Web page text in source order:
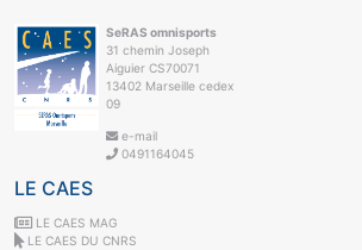
SeRAS omnisports
31 chemin Joseph
Aiguier CS70071
13402 Marseille cedex
09
e-mail
0491164045
LE CAES
LE CAES MAG
LE CAES DU CNRS